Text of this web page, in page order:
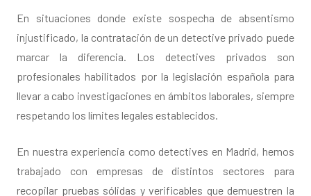
En situaciones donde existe sospecha de absentismo
injustificado, la contratación de un detective privado puede
marcar la diferencia. Los detectives privados son
profesionales habilitados por la legislación española para
llevar a cabo investigaciones en ámbitos laborales, siempre
respetando los límites legales establecidos.
En nuestra experiencia como detectives en Madrid, hemos
trabajado con empresas de distintos sectores para
recopilar pruebas sólidas y verificables que demuestren la